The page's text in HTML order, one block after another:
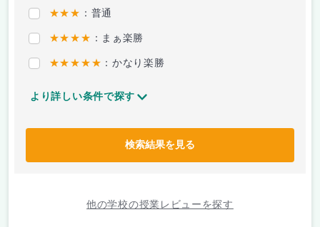
★★★ ：普通
★★★★ ：まぁ楽勝
★★★★★ ：かなり楽勝
より詳しい条件で探す
検索結果を見る
他の学校の授業レビューを探す